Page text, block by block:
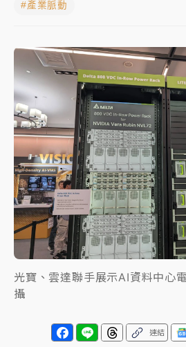
暑假過三周才推「E宿新北打卡
旅局回應了
中信慈善基金會想增加董事人數
駁 理由曝光
故宮《龍藏經》特展第2檔！今
周六起展出延長至晚上7時
台東農業處長涉圖利渡假村！
押庭
父親節泡湯了！中颱白海豚雨
雨熱區曝
#產業脈動
光寶、雲達聯手展示AI資料中心
攝
連結